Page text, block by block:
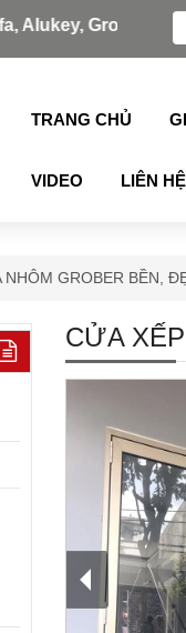
Pmi,
TRANG CHỦ
VIDEO LIÊN HỆ
NHÔM GROBER BỀN,
CỬA